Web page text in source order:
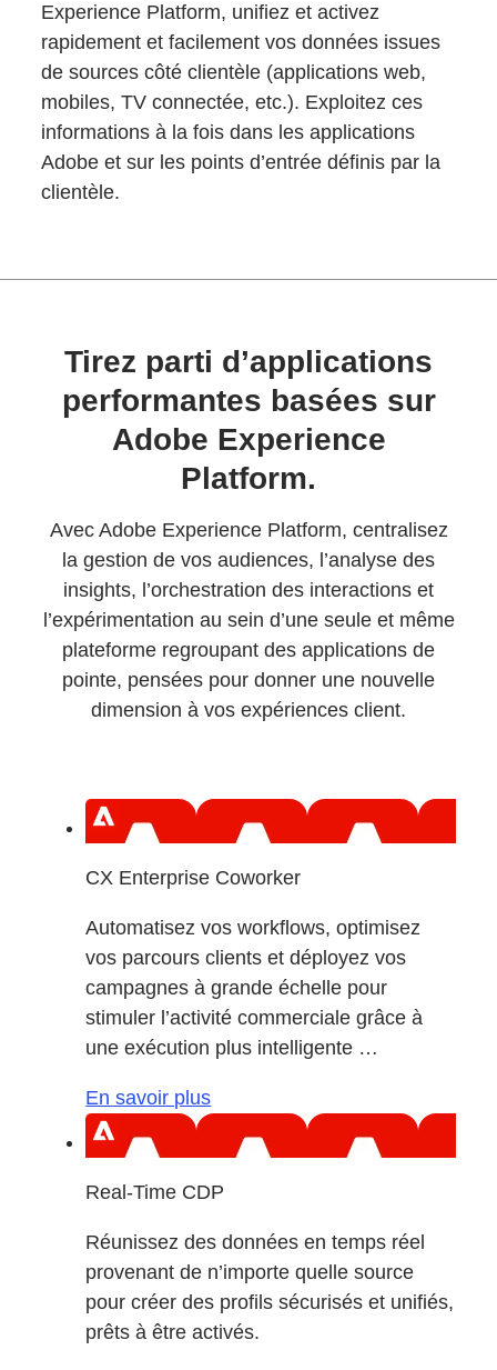
Experience Platform, unifiez et activez
rapidement et facilement vos données issues
de sources côté clientèle (applications web,
mobiles, TV connectée, etc.). Exploitez ces
informations à la fois dans les applications
Adobe et sur les points d’entrée définis par la
clientèle.
Tirez parti d’applications
performantes basées sur
Adobe Experience
Platform.
Avec Adobe Experience Platform, centralisez
la gestion de vos audiences, l’analyse des
insights, l’orchestration des interactions et
l’expérimentation au sein d’une seule et même
plateforme regroupant des applications de
pointe, pensées pour donner une nouvelle
dimension à vos expériences client.
CX Enterprise Coworker
Automatisez vos workflows, optimisez
vos parcours clients et déployez vos
campagnes à grande échelle pour
stimuler l’activité commerciale grâce à
une exécution plus intelligente …
En savoir plus
Real-Time CDP
Réunissez des données en temps réel
provenant de n’importe quelle source
pour créer des profils sécurisés et unifiés,
prêts à être activés.